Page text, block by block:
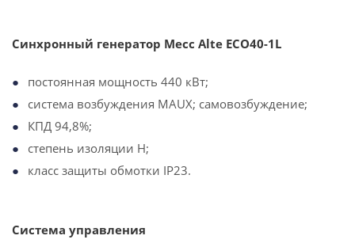
Синхронный генератор Mecc Alte ECO40-1L
постоянная мощность 440 кВт;
система возбуждения MAUX; самовозбуждение;
КПД 94,8%;
степень изоляции H;
класс защиты обмотки IP23.
Система управления